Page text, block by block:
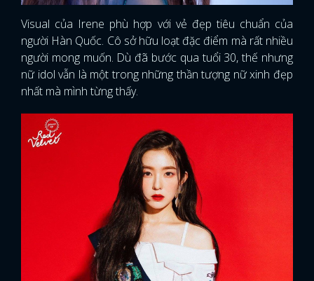
Visual của Irene phù hợp với vẻ đẹp tiêu chuẩn của
người Hàn Quốc. Cô sở hữu loạt đặc điểm mà rất nhiều
người mong muốn. Dù đã bước qua tuổi 30, thế nhưng
nữ idol vẫn là một trong những thần tượng nữ xinh đẹp
nhất mà mình từng thấy.